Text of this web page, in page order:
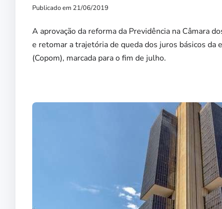
Publicado em 21/06/2019
A aprovação da reforma da Previdência na Câmara
e retomar a trajetória de queda dos juros básicos
(Copom), marcada para o fim de julho.